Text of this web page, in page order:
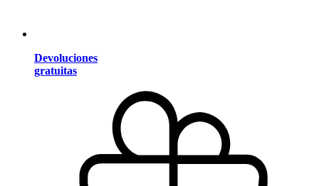
Devoluciones
gratuitas